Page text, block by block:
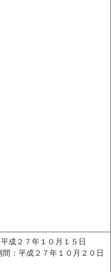
成２７年１０月１５日
７年１０月２０日